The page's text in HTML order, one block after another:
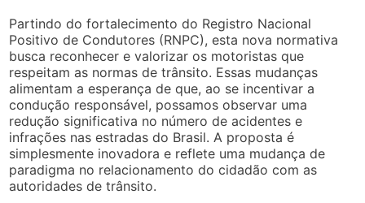
Partindo do fortalecimento do Registro Nacional
Positivo de Condutores (RNPC), esta nova normativa
busca reconhecer e valorizar os motoristas que
respeitam as normas de trânsito. Essas mudanças
alimentam a esperança de que, ao se incentivar a
condução responsável, possamos observar uma
redução significativa no número de acidentes e
infrações nas estradas do Brasil. A proposta é
simplesmente inovadora e reflete uma mudança de
paradigma no relacionamento do cidadão com as
autoridades de trânsito.